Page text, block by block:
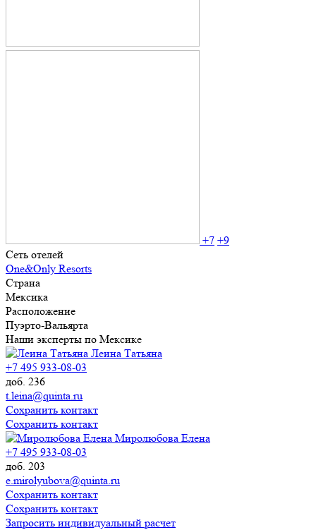
+7 +9
Сеть отелей
One&Only Resorts
Страна
Мексика
Расположение
Пуэрто-Вальярта
Наши эксперты по Мексике
Леина Татьяна
+7 495 933-08-03
доб. 236
t.leina@quinta.ru
Сохранить контакт
Сохранить контакт
Миролюбова Елена
+7 495 933-08-03
доб. 203
e.mirolyubova@quinta.ru
Сохранить контакт
Сохранить контакт
Запросить индивидуальный расчет